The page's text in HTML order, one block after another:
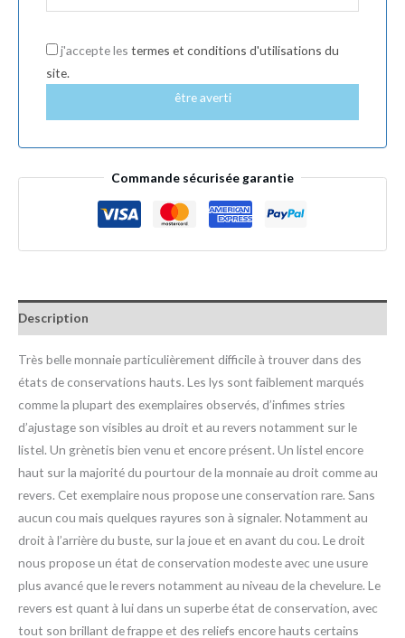
j'accepte les termes et conditions d'utilisations du
site.
être averti
Commande sécurisée garantie
Description
Très belle monnaie particulièrement difficile à trouver dans des
états de conservations hauts. Les lys sont faiblement marqués
comme la plupart des exemplaires observés, d’infimes stries
d’ajustage son visibles au droit et au revers notamment sur le
listel. Un grènetis bien venu et encore présent. Un listel encore
haut sur la majorité du pourtour de la monnaie au droit comme au
revers. Cet exemplaire nous propose une conservation rare. Sans
aucun cou mais quelques rayures son à signaler. Notamment au
droit à l’arrière du buste, sur la joue et en avant du cou. Le droit
nous propose un état de conservation modeste avec une usure
plus avancé que le revers notamment au niveau de la chevelure. Le
revers est quant à lui dans un superbe état de conservation, avec
tout son brillant de frappe et des reliefs encore hauts certains